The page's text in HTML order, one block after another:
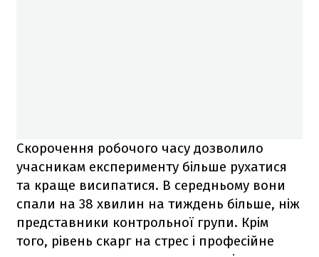
Скорочення робочого часу дозволило
учасникам експерименту більше рухатися
та краще висипатися. В середньому вони
спали на 38 хвилин на тиждень більше, ніж
представники контрольної групи. Крім
того, рівень скарг на стрес і професійне